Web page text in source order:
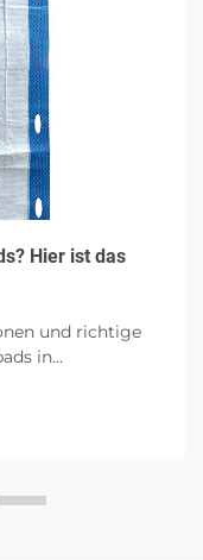
Hier ist das
und richtige
in
wird.